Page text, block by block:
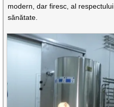
modern, dar firesc, al
sănătate.